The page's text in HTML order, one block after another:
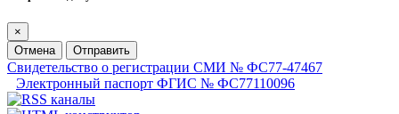
×
Отмена
Отправить
Свидетельство о регистрации СМИ № ФС77-47467
Электронный паспорт ФГИС № ФС77110096